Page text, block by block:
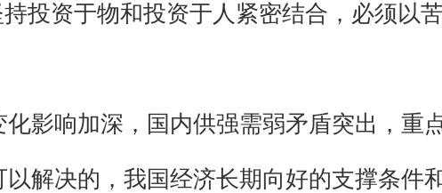
投资于物和投资于人紧密结合，必须以
影响加深，国内供强需弱矛盾突出，重
解决的，我国经济长期向好的支撑条件